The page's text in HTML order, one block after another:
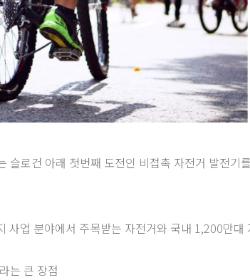
슬로건 아래 첫번째 도전인 비접촉 자전거 발전기
업 분야에서 주목받는 자전거와 국내 1,200만대
는 큰 장점